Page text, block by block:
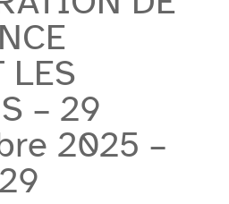
LES
– 29
2025 –